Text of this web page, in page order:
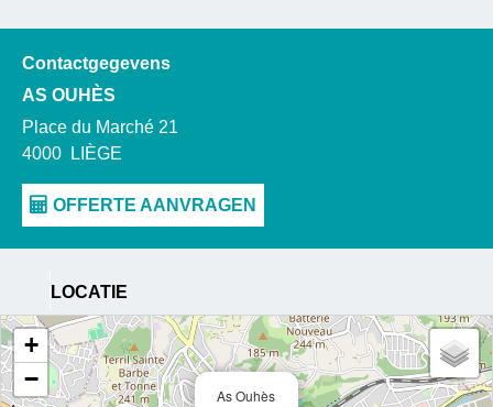
Contactgegevens
AS OUHÈS
Place du Marché 21
4000
LIÈGE
LOCATIE
As Ouhès
+
−